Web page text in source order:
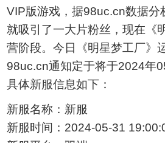
VIP版游戏，据98uc.cn数据分
就吸引了一大片粉丝，现在《
营阶段。今日《明星梦工厂》
98uc.cn通知定于将于2024年
具体新服信息如下：
新服名称：新服
新服时间：2024-05-31